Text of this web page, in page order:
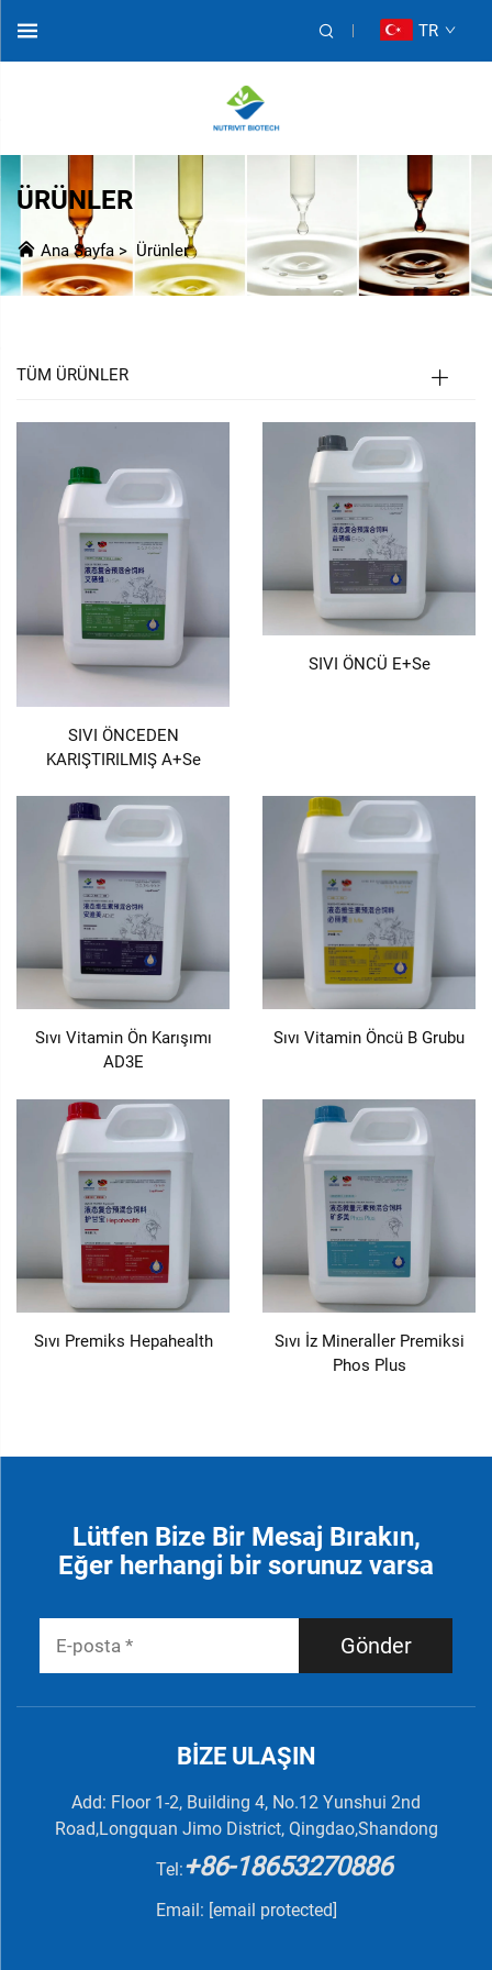
TR
ÜRÜNLER
Ana Sayfa> Ürünler
TÜM ÜRÜNLER
SIVI ÖNCEDEN
KARIŞTIRILMIŞ A+Se
SIVI ÖNCÜ E+Se
Sıvı Vitamin Ön Karışımı
AD3E
Sıvı Vitamin Öncü B Grubu
Sıvı Premiks Hepahealth
Sıvı İz Mineraller Premiksi
Phos Plus
Lütfen Bize Bir Mesaj Bırakın,
Eğer herhangi bir sorunuz varsa
Gönder
BIZE ULAŞIN
Add: Floor 1-2, Building 4, No.12 Yunshui 2nd
Road,Longquan Jimo District, Qingdao,Shandong
Tel:+86-18653270886
Email: [email protected]